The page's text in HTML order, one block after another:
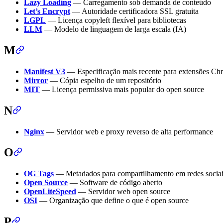
Lazy Loading — Carregamento sob demanda de conteúdo
Let’s Encrypt — Autoridade certificadora SSL gratuita
LGPL — Licença copyleft flexível para bibliotecas
LLM — Modelo de linguagem de larga escala (IA)
M
Manifest V3 — Especificação mais recente para extensões
Mirror — Cópia espelho de um repositório
MIT — Licença permissiva mais popular do open source
N
Nginx — Servidor web e proxy reverso de alta performance
O
OG Tags — Metadados para compartilhamento em redes
Open Source — Software de código aberto
OpenLiteSpeed — Servidor web open source
OSI — Organização que define o que é open source